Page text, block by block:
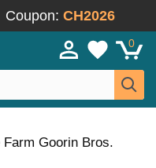
Coupon: CH2026
0
Goorin Bros.